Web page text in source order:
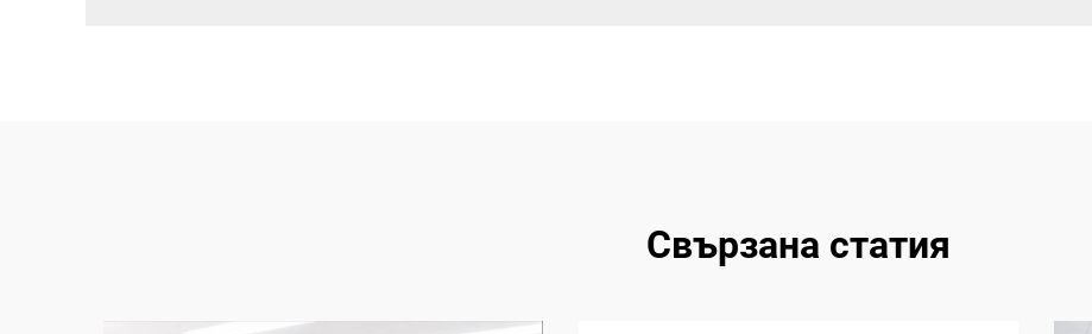
Свързана статия